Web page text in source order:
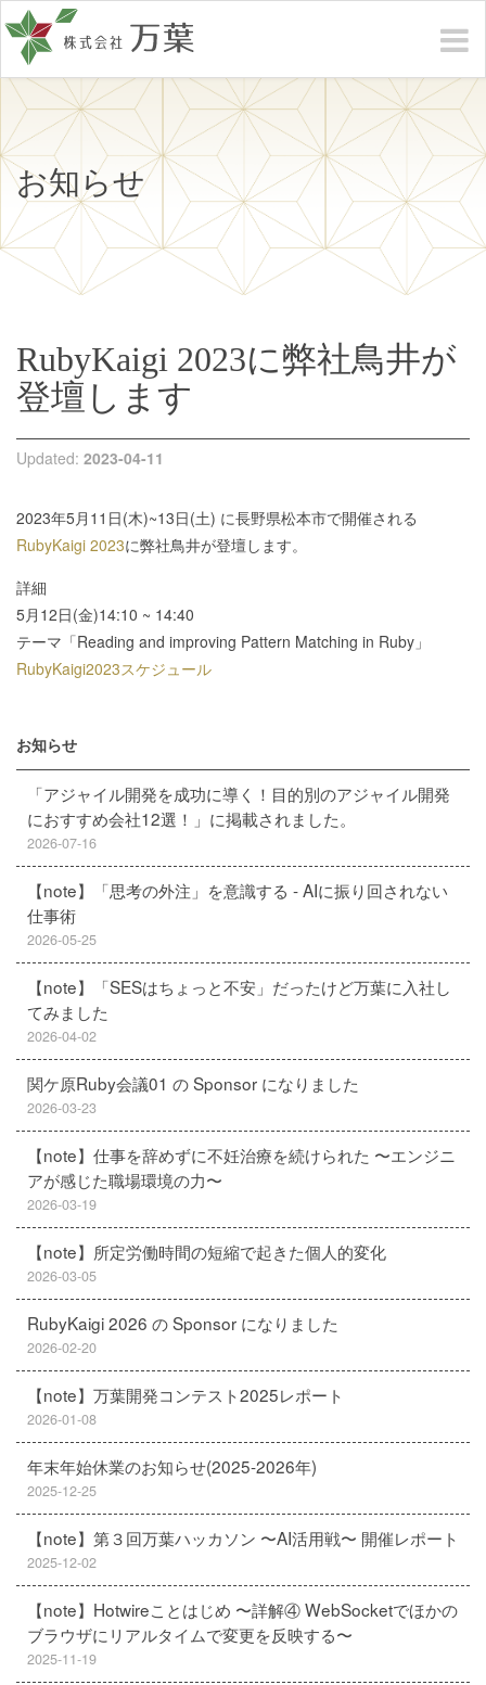
お知らせ
RubyKaigi 2023に弊社鳥井が
登壇します
Updated: 2023-04-11
2023年5月11日(木)~13日(土) に長野県松本市で開催される
RubyKaigi 2023に弊社鳥井が登壇します。
詳細
5月12日(金)14:10 ~ 14:40
テーマ「Reading and improving Pattern Matching in Ruby」
RubyKaigi2023スケジュール
お知らせ
「アジャイル開発を成功に導く！目的別のアジャイル開発
におすすめ会社12選！」に掲載されました。
2026-07-16
【note】「思考の外注」を意識する - AIに振り回されない
仕事術
2026-05-25
【note】「SESはちょっと不安」だったけど万葉に入社し
てみました
2026-04-02
関ケ原Ruby会議01 の Sponsor になりました
2026-03-23
【note】仕事を辞めずに不妊治療を続けられた 〜エンジニ
アが感じた職場環境の力〜
2026-03-19
【note】所定労働時間の短縮で起きた個人的変化
2026-03-05
RubyKaigi 2026 の Sponsor になりました
2026-02-20
【note】万葉開発コンテスト2025レポート
2026-01-08
年末年始休業のお知らせ(2025-2026年)
2025-12-25
【note】第３回万葉ハッカソン 〜AI活用戦〜 開催レポート
2025-12-02
【note】Hotwireことはじめ 〜詳解④ WebSocketでほかの
ブラウザにリアルタイムで変更を反映する〜
2025-11-19